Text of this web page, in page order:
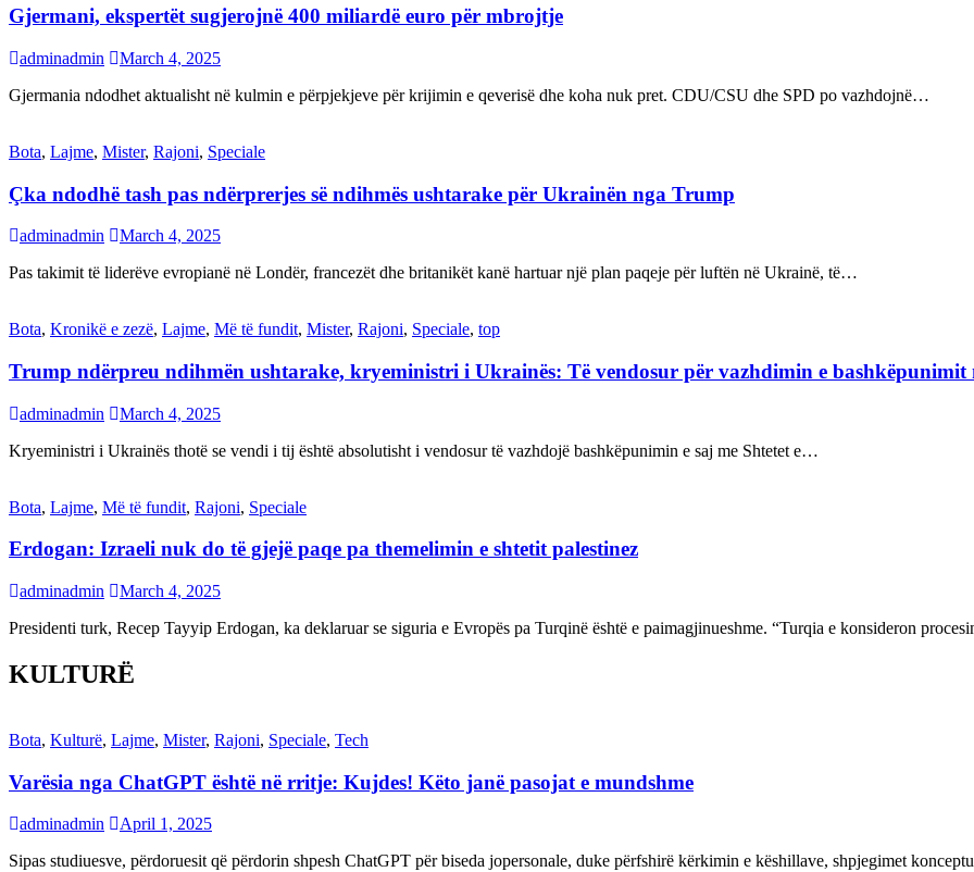
Gjermani, ekspertët sugjerojnë 400 miliardë euro për mbrojtje
adminadmin
March 4, 2025
Gjermania ndodhet aktualisht në kulmin e përpjekjeve për krijimin e qeverisë dhe koha nuk pret. CDU/CSU dhe SPD po vazhdojnë…
Bota, Lajme, Mister, Rajoni, Speciale
Çka ndodhë tash pas ndërprerjes së ndihmës ushtarake për Ukrainën nga Trump
adminadmin
March 4, 2025
Pas takimit të liderëve evropianë në Londër, francezët dhe britanikët kanë hartuar një plan paqeje për luftën në Ukrainë, të…
Bota, Kronikë e zezë, Lajme, Më të fundit, Mister, Rajoni, Speciale, top
Trump ndërpreu ndihmën ushtarake, kryeministri i Ukrainës: Të vendosur për vazhdimin e bashkëpunimit
adminadmin
March 4, 2025
Kryeministri i Ukrainës thotë se vendi i tij është absolutisht i vendosur të vazhdojë bashkëpunimin e saj me Shtetet e…
Bota, Lajme, Më të fundit, Rajoni, Speciale
Erdogan: Izraeli nuk do të gjejë paqe pa themelimin e shtetit palestinez
adminadmin
March 4, 2025
Presidenti turk, Recep Tayyip Erdogan, ka deklaruar se siguria e Evropës pa Turqinë është e paimagjinueshme. “Turqia e konsideron
KULTURË
Bota, Kulturë, Lajme, Mister, Rajoni, Speciale, Tech
Varësia nga ChatGPT është në rritje: Kujdes! Këto janë pasojat e mundshme
adminadmin
April 1, 2025
Sipas studiuesve, përdoruesit që përdorin shpesh ChatGPT për biseda jopersonale, duke përfshirë kërkimin e këshillave, shpjegimet